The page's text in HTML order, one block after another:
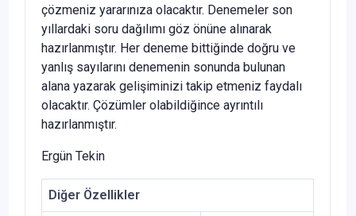
çözmeniz yararınıza olacaktır. Denemeler son
yıllardaki soru dağılımı göz önüne alınarak
hazırlanmıştır. Her deneme bittiğinde doğru ve
yanlış sayılarını denemenin sonunda bulunan
alana yazarak gelişiminizi takip etmeniz faydalı
olacaktır. Çözümler olabildiğince ayrıntılı
hazırlanmıştır.
Ergün Tekin
Diğer Özellikler